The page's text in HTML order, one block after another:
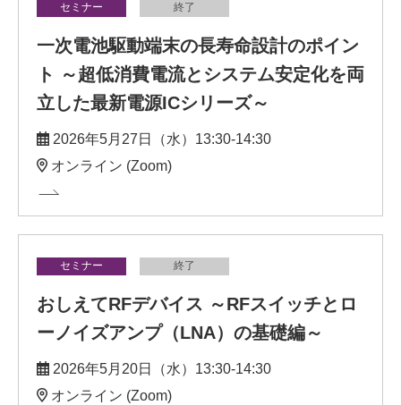
セミナー 終了
一次電池駆動端末の長寿命設計のポイン
ト ～超低消費電流とシステム安定化を両
立した最新電源ICシリーズ～
2026年5月27日（水）13:30-14:30
オンライン (Zoom)
セミナー 終了
おしえてRFデバイス ～RFスイッチとロ
ーノイズアンプ（LNA）の基礎編～
2026年5月20日（水）13:30-14:30
オンライン (Zoom)